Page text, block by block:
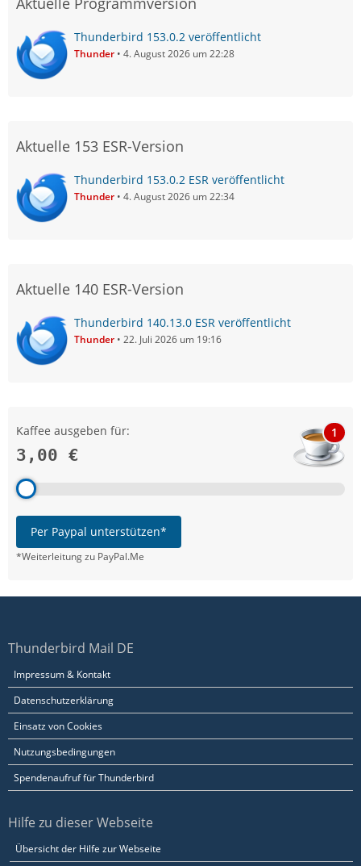
Thunderbird 153.0.2 veröffentlicht
Thunder 4. August 2026 um 22:28
Aktuelle 153 ESR-Version
Thunderbird 153.0.2 ESR veröffentlicht
Thunder 4. August 2026 um 22:34
Aktuelle 140 ESR-Version
Thunderbird 140.13.0 ESR veröffentlicht
Thunder 22. Juli 2026 um 19:16
Kaffee ausgeben für:
3,00 €
1
Per Paypal unterstützen*
*Weiterleitung zu PayPal.Me
Thunderbird Mail DE
Impressum & Kontakt
Datenschutzerklärung
Einsatz von Cookies
Nutzungsbedingungen
Spendenaufruf für Thunderbird
Hilfe zu dieser Webseite
Übersicht der Hilfe zur Webseite